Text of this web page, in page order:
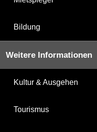
Bildung
Weitere Informationen
Kultur & Ausgehen
Tourismus